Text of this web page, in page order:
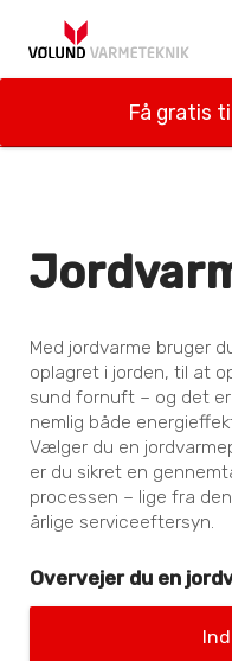
Få gratis
Med jordvarme bruger
oplagret i jorden, til at
sund fornuft – og det
nemlig både
Vælger du en
er du sikret en
processen – lige fra
årlige serviceeftersyn.
Overvejer du en